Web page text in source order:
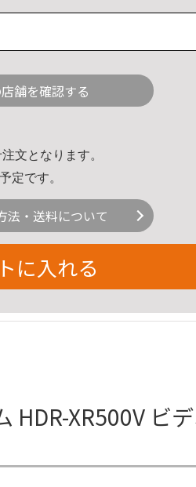
舗を確認する
文となります。
定です。
法・送料について
に入れる
HDR-XR500V ビ